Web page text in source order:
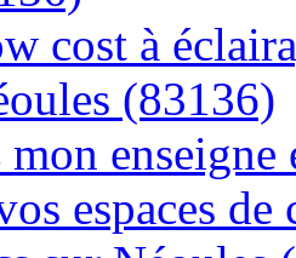
cost à
(83136)
mon
espaces